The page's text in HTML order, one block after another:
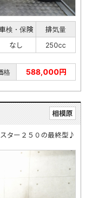
検・保険
排気量
なし 250cc
格 588,000円
相模原
ター２５０の最終型♪